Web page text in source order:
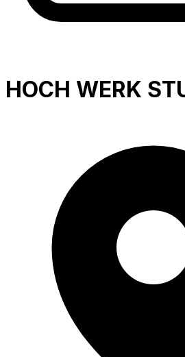
HOCH WERK